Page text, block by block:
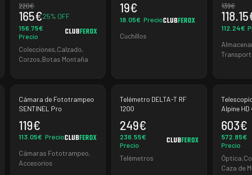
220€
165€25% OFF
156.75€
Precio
CLUBFEROX
Colecciones,Calzado,
Corzos,Botas Montaña
19€
18.05€ PrecioCLUBFEROX
Cuchillos
139€
118.15
112.24€
Cámara de Fototrampeo
SENTINEL Pro
119€
113.05€ PrecioCLUBFEROX
Cámaras Fototrampeo,
Accesorios
Telémetro DELTA-T RF
1200
249€
236.55€
Precio
CLUBFEROX
Telémetros
Alpine HD
603€
572.85€
Precio
Óptica,
Caza de